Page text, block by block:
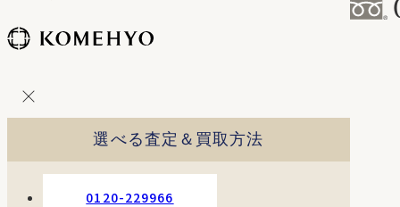
ン
選べる査定＆買取方法
0120-229966